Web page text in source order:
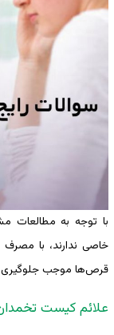
با توجه به مطالعات
خاصی ندارند، با
قرص‌ها موجب جلوگیری
علائم کیست